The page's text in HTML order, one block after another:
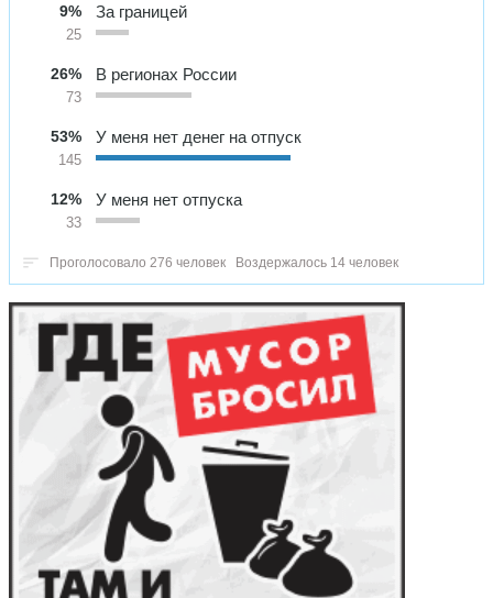
9%
25
За границей
26%
73
В регионах России
53%
145
У меня нет денег на отпуск
12%
33
У меня нет отпуска
Проголосовало 276 человек Воздержалось 14 человек